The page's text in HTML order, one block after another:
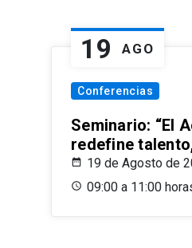
19 AGO
Conferencias
Seminario: “El
redefine
19 de Agosto de
09:00 a 11:00